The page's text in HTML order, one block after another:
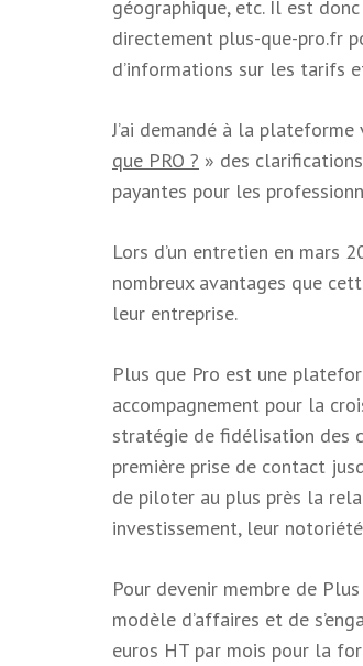
géographique, etc. Il est
directement plus-que-pro.fr
d’informations sur les tarifs
J’ai demandé à la
que PRO ? » des
payantes pour les
Lors d’un entretien en mars
nombreux avantages que
leur entreprise.
Plus que Pro est une
accompagnement pour la
stratégie de fidélisation des
première prise de contact
de piloter au plus près la
investissement, leur
Pour devenir membre de
modèle d’affaires et de
euros HT par mois pour la